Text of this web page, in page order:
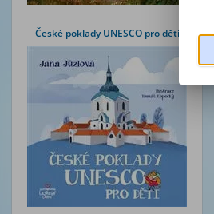
České poklady UNESCO pro děti